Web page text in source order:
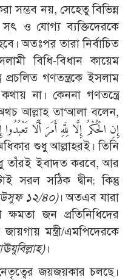
সম্ভব নয়, সেহেতু বিভিন্ন
সৎ ও যোগ্য ব্যক্তিদেরকে
অতঃপর তারা নির্বাচিত
বিধি-বিধান কায়েম
প্রচলিত গণতন্ত্রকে ইসলাম
না। কেননা গণতন্ত্রে
অথচ আল্লাহ তা‘আলা বলেন,
إِنِ الْحُكْمُ إِلَّا لِلَّهِ أَمَرَ أَلَّا
তাঁরই ইবাদত করবে, আর
সরল সঠিক দ্বীন; কিন্তু
১২/৪০)। অতএব যারা
জন প্রতিনিধিদের
জায়গায় মন্ত্রী/এমপিদেরকে
।
জয়জয়কার চলছে।